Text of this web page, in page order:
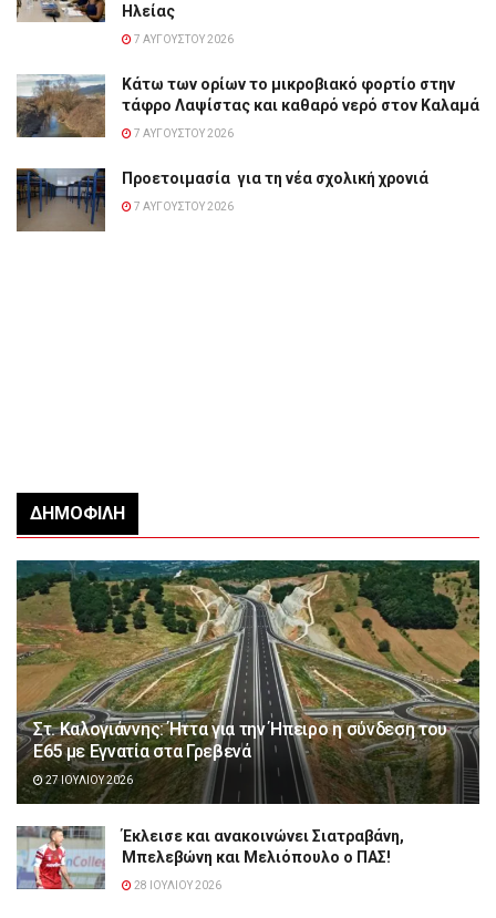
Ηλείας
7 ΑΥΓΟΎΣΤΟΥ 2026
Κάτω των ορίων το μικροβιακό φορτίο στην
τάφρο Λαψίστας και καθαρό νερό στον Καλαμά
7 ΑΥΓΟΎΣΤΟΥ 2026
Προετοιμασία για τη νέα σχολική χρονιά
7 ΑΥΓΟΎΣΤΟΥ 2026
ΔΗΜΟΦΙΛΉ
Στ. Καλογιάννης: Ήττα για την Ήπειρο η σύνδεση του
Ε65 με Εγνατία στα Γρεβενά
27 ΙΟΥΛΊΟΥ 2026
Έκλεισε και ανακοινώνει Σιατραβάνη,
Μπελεβώνη και Μελιόπουλο ο ΠΑΣ!
28 ΙΟΥΛΊΟΥ 2026